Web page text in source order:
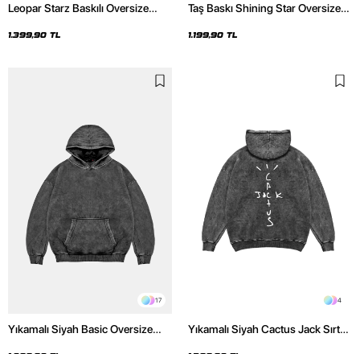
Leopar Starz Baskılı Oversize
Hoodie
1.399,90 TL
Taş Baskı Shining Star Oversize
1.199,90 TL
17
Yıkamalı Siyah Basic Oversize
4
Yıkamalı Siyah Cactus Jack Sırt